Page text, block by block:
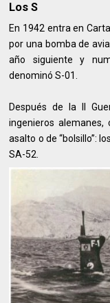
Los S
En 1942 entra en
por una bomba de
año siguiente y
denominó S-01.
Después de la II
ingenieros
asalto o de “bolsillo”:
SA-52.